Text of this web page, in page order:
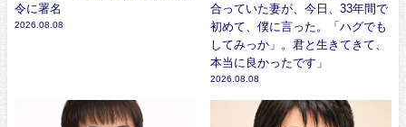
令に署名
2026.08.08
合っていた妻が、今日、33年間で
初めて、僕に言った。「ハグでも
してみっか」。君と生きてきて、
本当に良かったです」
2026.08.08